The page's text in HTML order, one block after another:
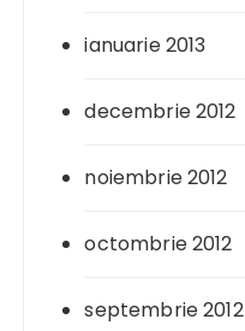
ianuarie 2013
decembrie 2012
noiembrie 2012
octombrie 2012
septembrie 2012